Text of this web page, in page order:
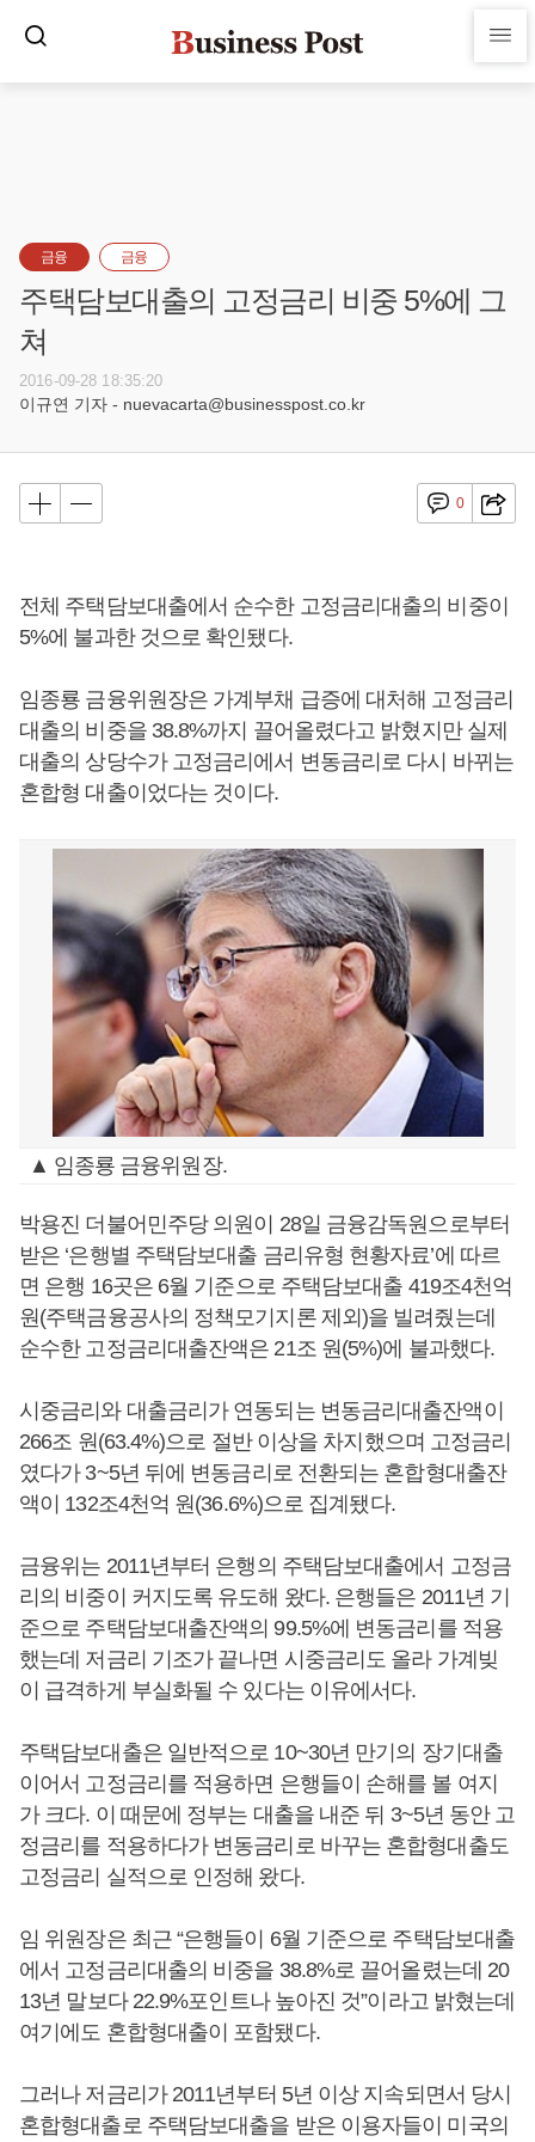
금융 금융
주택담보대출의 고정금리 비중 5%에 그
쳐
2016-09-28 18:35:20
이규연 기자 - nuevacarta@businesspost.co.kr
0
전체 주택담보대출에서 순수한 고정금리대출의 비중이
5%에 불과한 것으로 확인됐다.
임종룡 금융위원장은 가계부채 급증에 대처해 고정금리
대출의 비중을 38.8%까지 끌어올렸다고 밝혔지만 실제
대출의 상당수가 고정금리에서 변동금리로 다시 바뀌는
혼합형 대출이었다는 것이다.
▲ 임종룡 금융위원장.
박용진 더불어민주당 의원이 28일 금융감독원으로부터
받은 ‘은행별 주택담보대출 금리유형 현황자료’에 따르
면 은행 16곳은 6월 기준으로 주택담보대출 419조4천억
원(주택금융공사의 정책모기지론 제외)을 빌려줬는데
순수한 고정금리대출잔액은 21조 원(5%)에 불과했다.
시중금리와 대출금리가 연동되는 변동금리대출잔액이
266조 원(63.4%)으로 절반 이상을 차지했으며 고정금리
였다가 3~5년 뒤에 변동금리로 전환되는 혼합형대출잔
액이 132조4천억 원(36.6%)으로 집계됐다.
금융위는 2011년부터 은행의 주택담보대출에서 고정금
리의 비중이 커지도록 유도해 왔다. 은행들은 2011년 기
준으로 주택담보대출잔액의 99.5%에 변동금리를 적용
했는데 저금리 기조가 끝나면 시중금리도 올라 가계빚
이 급격하게 부실화될 수 있다는 이유에서다.
주택담보대출은 일반적으로 10~30년 만기의 장기대출
이어서 고정금리를 적용하면 은행들이 손해를 볼 여지
가 크다. 이 때문에 정부는 대출을 내준 뒤 3~5년 동안 고
정금리를 적용하다가 변동금리로 바꾸는 혼합형대출도
고정금리 실적으로 인정해 왔다.
임 위원장은 최근 “은행들이 6월 기준으로 주택담보대출
에서 고정금리대출의 비중을 38.8%로 끌어올렸는데 20
13년 말보다 22.9%포인트나 높아진 것”이라고 밝혔는데
여기에도 혼합형대출이 포함됐다.
그러나 저금리가 2011년부터 5년 이상 지속되면서 당시
혼합형대출로 주택담보대출을 받은 이용자들이 미국의